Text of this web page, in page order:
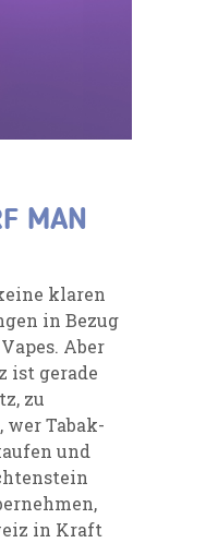
MAN
klaren
in Bezug
Aber
ist gerade
zu
wer Tabak-
und
in Kraft